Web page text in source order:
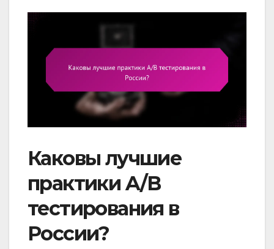
Каковы лучшие
практики A/B
тестирования в
России?